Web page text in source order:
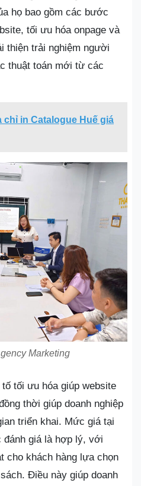
họ bao gồm các bước
tối ưu hóa onpage và
thiện trải nghiệm người
thuật toán mới từ các
chỉ in Catalogue Huế giá
Marketing
tối ưu hóa giúp website
thời giúp doanh nghiệp
triển khai. Mức giá tại
đánh giá là hợp lý, với
cho khách hàng lựa chọn
Điều này giúp doanh